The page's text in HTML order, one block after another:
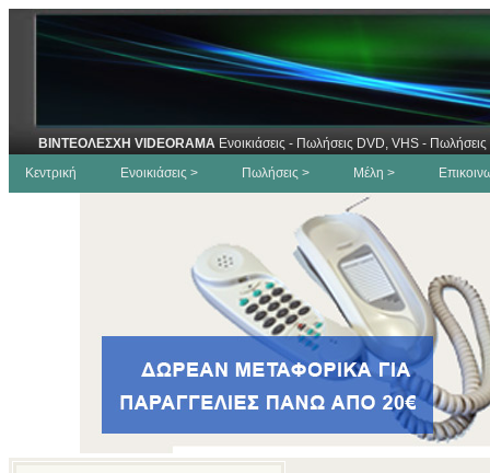
ΒΙΝΤΕΟΛΕΣΧΗ VIDEORAMA Ενοικιάσεις - Πωλήσεις DVD, VHS -
Κεντρική
Ενοικιάσεις > Πωλήσεις > Μέλη >